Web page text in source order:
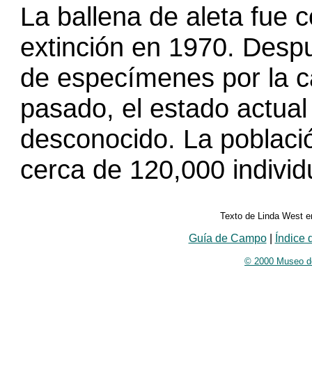
La ballena de aleta fue
extinción en 1970.
de especímenes por la
pasado, el estado
desconocido. La
cerca de 120,000
Texto de Linda West
Guía de Campo| Índice
© 2000 Museo